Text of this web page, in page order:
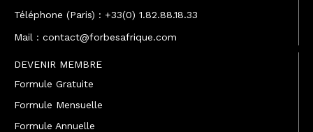
Téléphone (Paris) : +33(0) 1.82.88.18.33
Mail : contact@forbesafrique.com
DEVENIR MEMBRE
Formule Gratuite
Formule Mensuelle
Formule Annuelle